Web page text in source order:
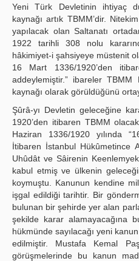
Yeni Türk Devletinin ihtiyaç
kaynağı artık TBMM’dir.
yapılacak olan Saltanatı
1922 tarihli 308 nolu
hâkimiyet-i şahsiyeye müstenit
16 Mart 1336/1920’den
addeylemiştir.” ibareler
kaynağı olarak görüldüğünü
Şûrâ-yı Devletin geleceğine
1920’den itibaren TBMM
Haziran 1336/1920 yılında
İtibaren İstanbul Hükûmetince
Uhûdât ve Sâirenin
kabul etmiş ve ülkenin
koymuştu. Kanunun kendine
işgal edildiği tarihtir. Bir
bulunan bir şehirde yer alan
şekilde karar alamayacağına
hükmünde sayılacağı yeni
edilmiştir. Mustafa Kemal
görüşmelerinde bu kanun